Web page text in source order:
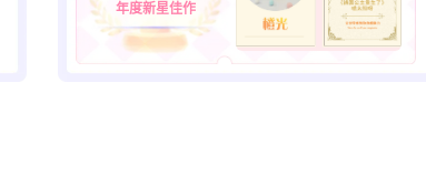
年度新星佳作